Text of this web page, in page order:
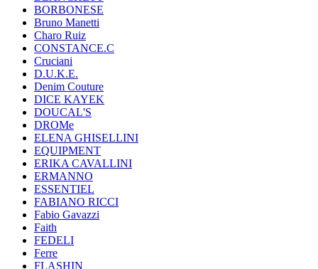
BORBONESE
Bruno Manetti
Charo Ruiz
CONSTANCE.C
Cruciani
D.U.K.E.
Denim Couture
DICE KAYEK
DOUCAL'S
DROMe
ELENA GHISELLINI
EQUIPMENT
ERIKA CAVALLINI
ERMANNO
ESSENTIEL
FABIANO RICCI
Fabio Gavazzi
Faith
FEDELI
Ferre
FLASHIN